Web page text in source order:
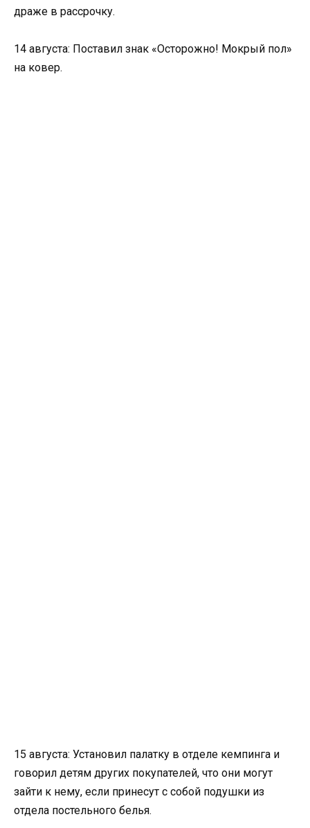
драже в рассрочку.
14 августа: Поставил знак «Осторожно! Мокрый пол»
на ковер.
15 августа: Установил палатку в отделе кемпинга и
говорил детям других покупателей, что они могут
зайти к нему, если принесут с собой подушки из
отдела постельного белья.